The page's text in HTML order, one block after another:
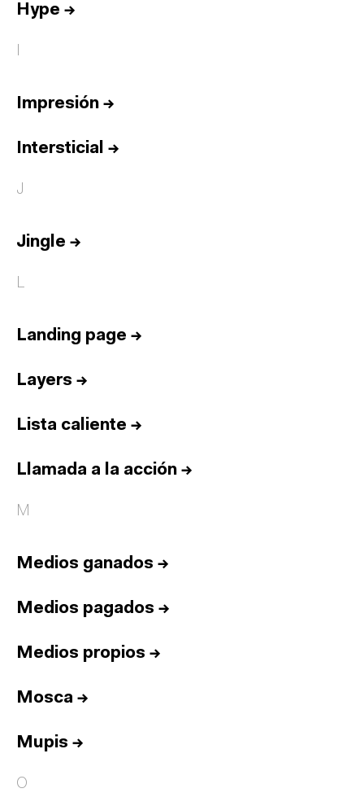
Hype →
I
Impresión →
Intersticial →
J
Jingle →
L
Landing page →
Layers →
Lista caliente →
Llamada a la acción →
M
Medios ganados →
Medios pagados →
Medios propios →
Mosca →
Mupis →
O